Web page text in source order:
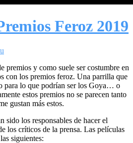
Feroz 2019
premios y como suele ser costumbre en
con los premios feroz. Una parrilla que
para lo que podrían ser los Goya… o
estos premios no se parecen tanto
gustan más estos.
sido los responsables de hacer el
los críticos de la prensa. Las películas
siguientes: